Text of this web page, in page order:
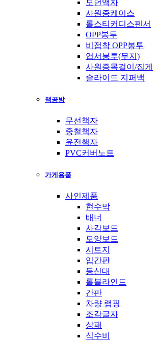
모던액자
사원증케이스
롤스티커디스펜서
OPP봉투
비접착 OPP봉투
엽서봉투(무지)
사원증목걸이/집게
슬라이드 지퍼백
책공방
무선책자
중철책자
윤전책자
PVC커버노트
가게용품
사인제품
현수막
배너
사각보드
모양보드
시트지
입간판
등신대
롤블라인드
간판
차량 랩핑
조각글자
상패
식수비